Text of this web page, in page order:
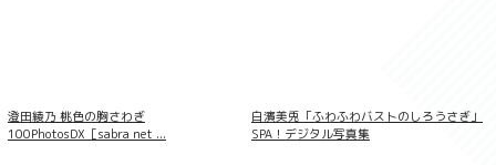
406枚収録 市来まひろ Complete Box
澄田綾乃 桃色の胸さわぎ
100PhotosDX［sabra net ...
白濱美兎「ふわふわバストのしろうさぎ」
SPA！デジタル写真集